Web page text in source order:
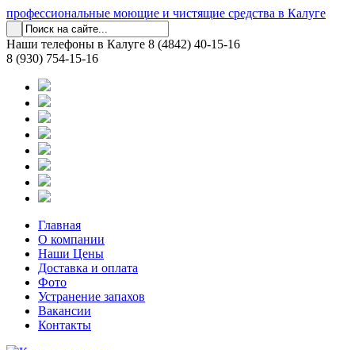
профессиональные моющие и чистящие средства в Калуге
Наши телефоны в Калуге 8 (4842) 40-15-16
8 (930) 754-15-16
Главная
О компании
Наши Цены
Доставка и оплата
Фото
Устранение запахов
Вакансии
Контакты